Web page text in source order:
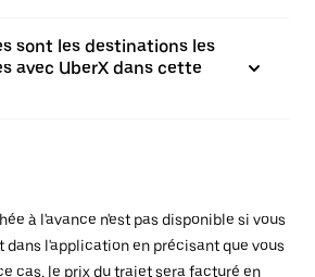
sont les destinations les
avec UberX dans cette
à l'avance n'est pas disponible si vous
l'application en précisant que vous
cas, le prix du trajet sera facturé en